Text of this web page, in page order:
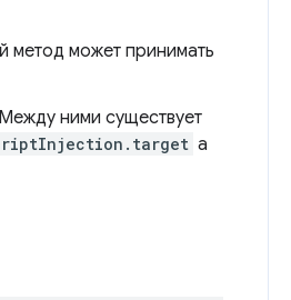
метод может принимать
ними существует
а